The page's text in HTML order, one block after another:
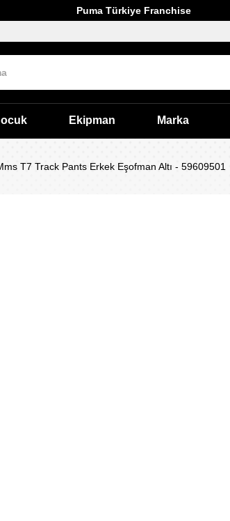
Puma Türkiye Franchise
Ekipman Marka
T7 Track Pants Erkek Eşofman Altı - 59609501